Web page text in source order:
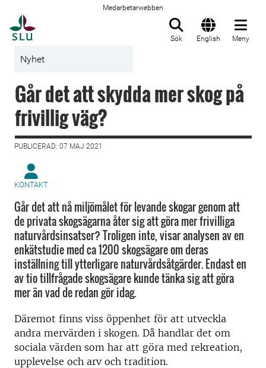
Medarbetarwebben
Sök English Meny
Nyhet
Går det att skydda mer skog på
frivillig väg?
PUBLICERAD: 07 MAJ 2021
KONTAKT
Går det att nå miljömålet för levande skogar genom att
de privata skogsägarna åter sig att göra mer frivilliga
naturvårdsinsatser? Troligen inte, visar analysen av en
enkätstudie med ca 1200 skogsägare om deras
inställning till ytterligare naturvårdsåtgärder. Endast en
av tio tillfrågade skogsägare kunde tänka sig att göra
mer än vad de redan gör idag.
Däremot finns viss öppenhet för att utveckla
andra mervärden i skogen. Då handlar det om
sociala värden som har att göra med rekreation,
upplevelse och arv och tradition.